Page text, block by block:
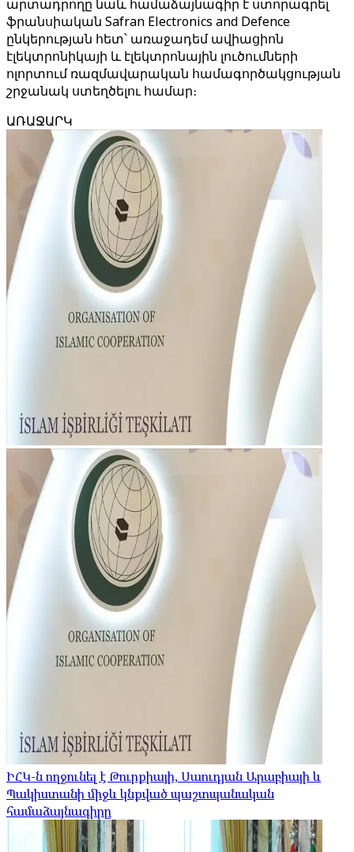
արտադրողը նաև համաձայնագիր է ստորագրել
ֆրանսիական Safran Electronics and Defence
ընկերության հետ՝ առաջադեմ ավիացիոն
էլեկտրոնիկայի և էլեկտրոնային լուծումների
ոլորտում ռազմավարական համագործակցության
շրջանակ ստեղծելու համար։
ԱՌԱՋԱՐԿ
ԻՀԿ-ն ողջունել է Թուրքիայի, Սաուդյան Արաբիայի և
Պակիստանի միջև կնքված պաշտպանական
համաձայնագիրը